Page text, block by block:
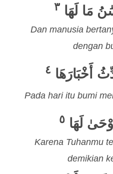
مَا لَهَا ٣
Dan manusia
dengan
أَخْبَارَهَا ٤
Pada hari itu bumi
لَهَا٥
Karena Tuhanmu
demikian